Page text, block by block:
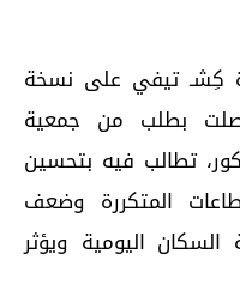
كِشـ تيفي على نسخة
بطلب من جمعية
تطالب فيه بتحسين
المتكررة وضعف
اليومية ويؤثر